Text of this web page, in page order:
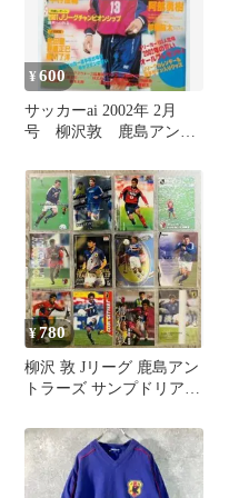
¥600
サッカーai 2002年 2月
号 柳沢敦 鹿島アント
¥780
柳沢 敦 Jリーグ 鹿島アン
トラーズ サンプドリア
ド